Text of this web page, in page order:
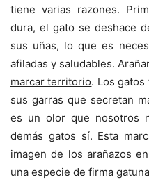
tiene varias razones.
dura, el gato se deshace
sus uñas, lo que es
afiladas y saludables.
marcar territorio. Los
sus garras que secretan
es un olor que nosotros
demás gatos sí. Esta
imagen de los arañazos
una especie de firma